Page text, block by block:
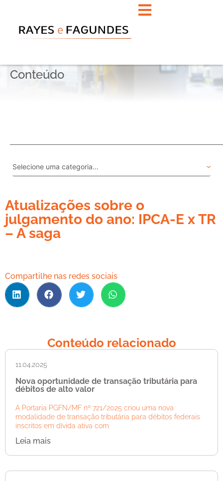
Conteúdo
Atualizações sobre o
julgamento do ano: IPCA-E x TR
– A saga
Compartilhe nas redes sociais
Conteúdo relacionado
11.04.2025
Nova oportunidade de transação tributária para
débitos de alto valor
A Portaria PGFN/MF nº 721/2025 criou uma nova
modalidade de transação tributária para débitos federais
inscritos em dívida ativa com
Leia mais